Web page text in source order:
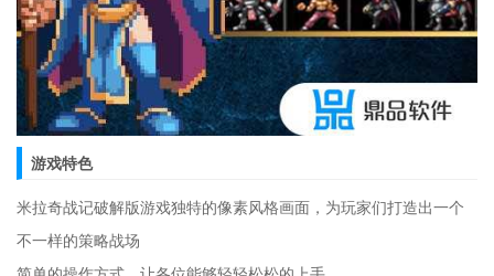
游戏特色
米拉奇战记破解版游戏独特的像素风格画面，为玩家们打造出一个
不一样的策略战场